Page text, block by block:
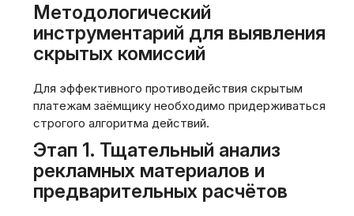
Методологический
инструментарий для выявления
скрытых комиссий
Для эффективного противодействия скрытым
платежам заёмщику необходимо придерживаться
строгого алгоритма действий.
Этап 1. Тщательный анализ
рекламных материалов и
предварительных расчётов